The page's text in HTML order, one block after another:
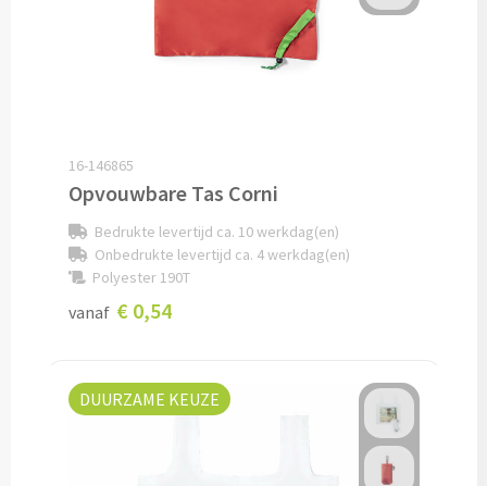
Auto telefoonhouders bedrukken
Reisbekers & Thermobekers bedrukken
Auto organizers bedrukken
IJskrabbers bedrukken
16-146865
Opvouwbare Tas Corni
Bedrukte levertijd ca. 10 werkdag(en)
Onbedrukte levertijd ca. 4 werkdag(en)
Polyester 190T
vanaf € 0,54
DUURZAME KEUZE